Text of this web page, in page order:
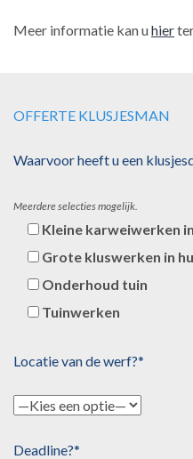
Meer informatie kan uhier
OFFERTE KLUSJESMAN
Waarvoor heeft u een
Meerdere selecties mogelijk.
Kleine karweiwerken
Grote kluswerken in
Onderhoud tuin
Tuinwerken
Locatie van de werf?*
Deadline?*